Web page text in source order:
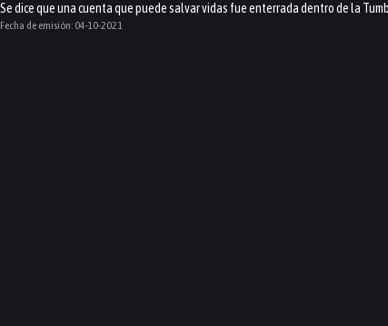
Se dice que una cuenta que puede salvar vidas fue enterrada dentro de la
Fecha de emisión: 04-10-2021